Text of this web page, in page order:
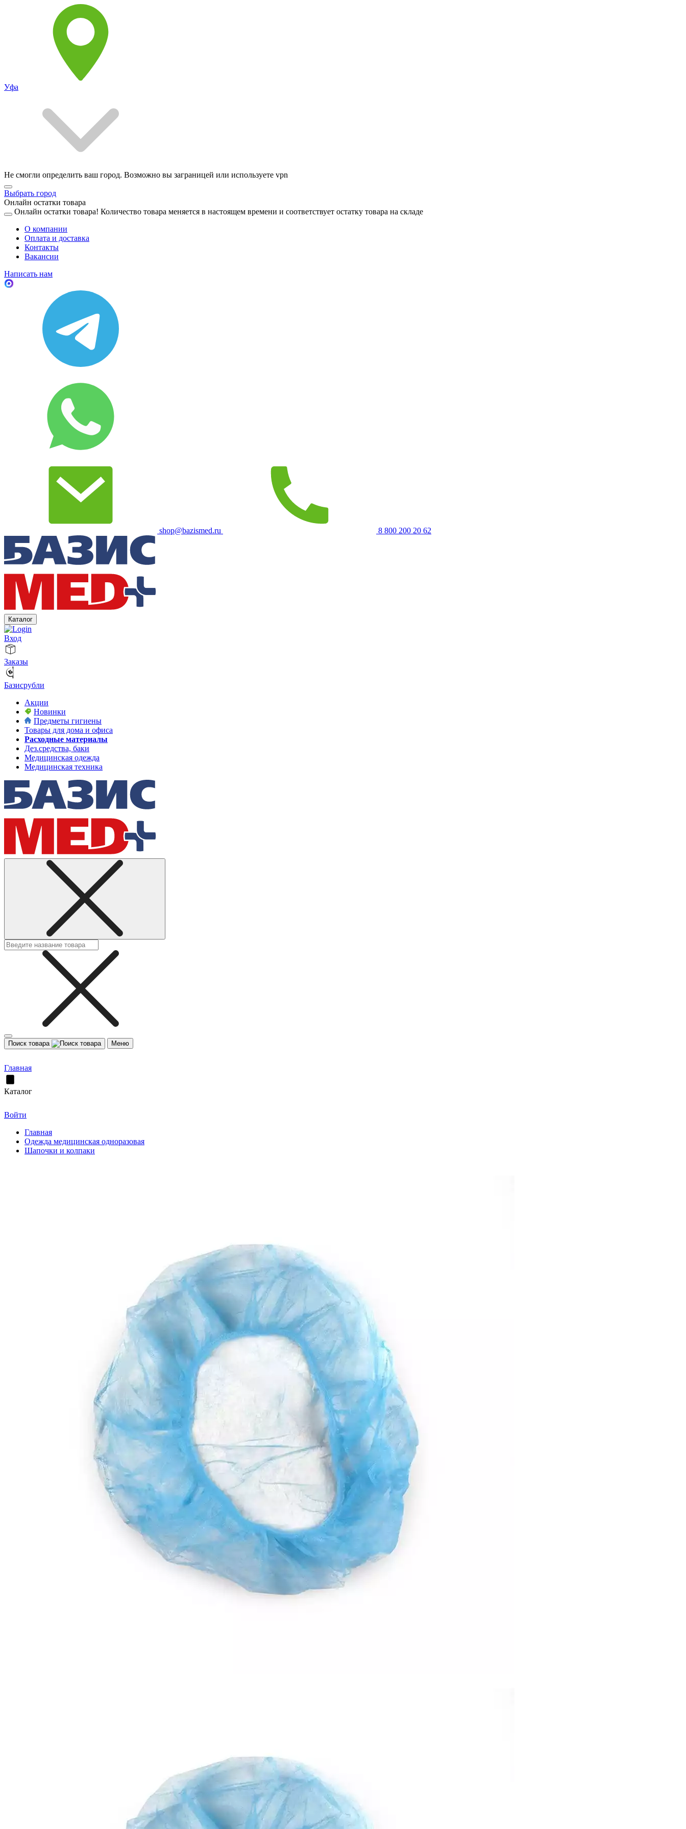
Уфа
Не смогли определить ваш город. Возможно вы заграницей или используете vpn
Выбрать город
Онлайн остатки товара
Онлайн остатки товара! Количество товара меняется в настоящем времени и соответствует остатку товара на складе
О компании
Оплата и доставка
Контакты
Вакансии
Написать нам
shop@bazismed.ru 8 800 200 20 62
Каталог
Вход
Заказы
Базисрубли
Акции
Новинки
Предметы гигиены
Товары для дома и офиса
Расходные материалы
Дез.средства, баки
Медицинская одежда
Медицинская техника
Поиск товара Меню
Главная
Каталог
Войти
Главная
Одежда медицинская одноразовая
Шапочки и колпаки